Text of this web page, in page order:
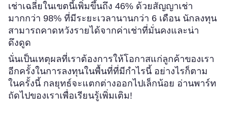
เช่าเฉลี่ยในเขตนี้เพิ่มขึ้นถึง 46% ด้วยสัญญาเช่า
มากกว่า 98% ที่มีระยะเวลานานกว่า 6 เดือน นักลงทุน
สามารถคาดหวังรายได้จากค่าเช่าที่มั่นคงและน่า
ดึงดูด
นั่นเป็นเหตุผลที่เราต้องการให้โอกาสแก่ลูกค้าของเรา
อีกครั้งในการลงทุนในพื้นที่ที่มีกำไรนี้ อย่างไรก็ตาม
ในครั้งนี้ กลยุทธ์จะแตกต่างออกไปเล็กน้อย อ่านพาร์ท
ถัดไปของเราเพื่อเรียนรู้เพิ่มเติม!